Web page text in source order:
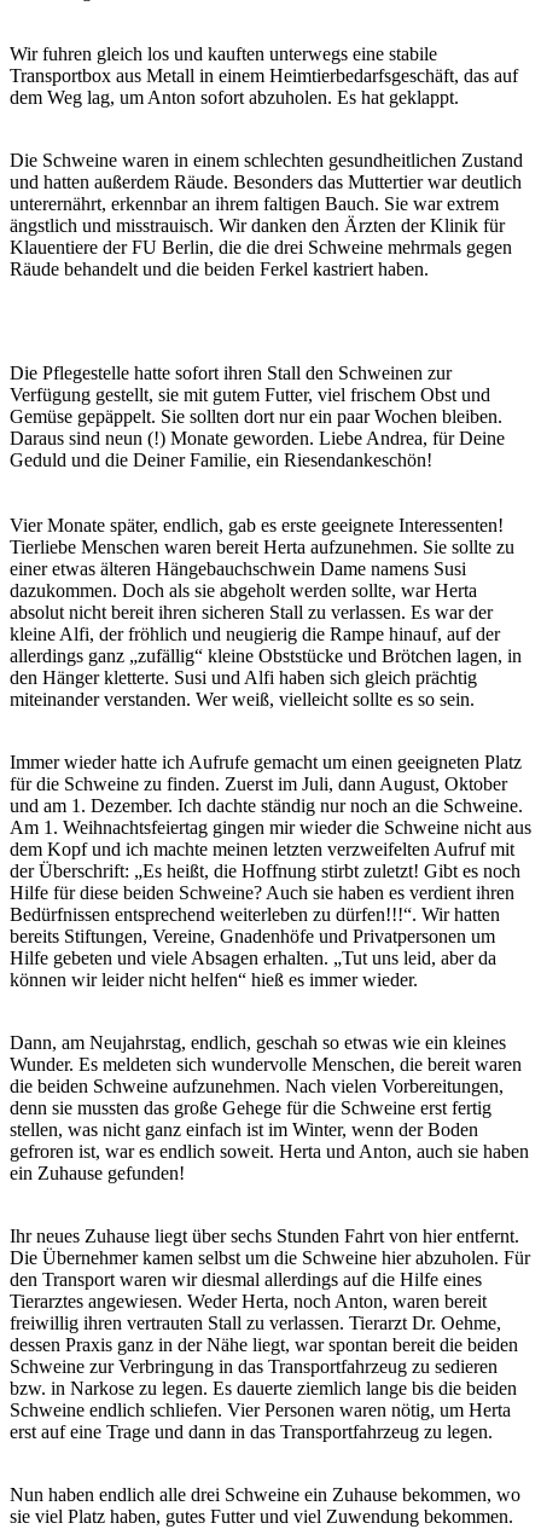
Wir fuhren gleich los und kauften unterwegs eine stabile
Transportbox aus Metall in einem Heimtierbedarfsgeschäft, das auf
dem Weg lag, um Anton sofort abzuholen. Es hat geklappt.
Die Schweine waren in einem schlechten gesundheitlichen Zustand
und hatten außerdem Räude. Besonders das Muttertier war deutlich
unterernährt, erkennbar an ihrem faltigen Bauch. Sie war extrem
ängstlich und misstrauisch. Wir danken den Ärzten der Klinik für
Klauentiere der FU Berlin, die die drei Schweine mehrmals gegen
Räude behandelt und die beiden Ferkel kastriert haben.
Die Pflegestelle hatte sofort ihren Stall den Schweinen zur
Verfügung gestellt, sie mit gutem Futter, viel frischem Obst und
Gemüse gepäppelt. Sie sollten dort nur ein paar Wochen bleiben.
Daraus sind neun (!) Monate geworden. Liebe Andrea, für Deine
Geduld und die Deiner Familie, ein Riesendankeschön!
Vier Monate später, endlich, gab es erste geeignete Interessenten!
Tierliebe Menschen waren bereit Herta aufzunehmen. Sie sollte zu
einer etwas älteren Hängebauchschwein Dame namens Susi
dazukommen. Doch als sie abgeholt werden sollte, war Herta
absolut nicht bereit ihren sicheren Stall zu verlassen. Es war der
kleine Alfi, der fröhlich und neugierig die Rampe hinauf, auf der
allerdings ganz „zufällig“ kleine Obststücke und Brötchen lagen, in
den Hänger kletterte. Susi und Alfi haben sich gleich prächtig
miteinander verstanden. Wer weiß, vielleicht sollte es so sein.
Immer wieder hatte ich Aufrufe gemacht um einen geeigneten Platz
für die Schweine zu finden. Zuerst im Juli, dann August, Oktober
und am 1. Dezember. Ich dachte ständig nur noch an die Schweine.
Am 1. Weihnachtsfeiertag gingen mir wieder die Schweine nicht aus
dem Kopf und ich machte meinen letzten verzweifelten Aufruf mit
der Überschrift: „Es heißt, die Hoffnung stirbt zuletzt! Gibt es noch
Hilfe für diese beiden Schweine? Auch sie haben es verdient ihren
Bedürfnissen entsprechend weiterleben zu dürfen!!!“. Wir hatten
bereits Stiftungen, Vereine, Gnadenhöfe und Privatpersonen um
Hilfe gebeten und viele Absagen erhalten. „Tut uns leid, aber da
können wir leider nicht helfen“ hieß es immer wieder.
Dann, am Neujahrstag, endlich, geschah so etwas wie ein kleines
Wunder. Es meldeten sich wundervolle Menschen, die bereit waren
die beiden Schweine aufzunehmen. Nach vielen Vorbereitungen,
denn sie mussten das große Gehege für die Schweine erst fertig
stellen, was nicht ganz einfach ist im Winter, wenn der Boden
gefroren ist, war es endlich soweit. Herta und Anton, auch sie haben
ein Zuhause gefunden!
Ihr neues Zuhause liegt über sechs Stunden Fahrt von hier entfernt.
Die Übernehmer kamen selbst um die Schweine hier abzuholen. Für
den Transport waren wir diesmal allerdings auf die Hilfe eines
Tierarztes angewiesen. Weder Herta, noch Anton, waren bereit
freiwillig ihren vertrauten Stall zu verlassen. Tierarzt Dr. Oehme,
dessen Praxis ganz in der Nähe liegt, war spontan bereit die beiden
Schweine zur Verbringung in das Transportfahrzeug zu sedieren
bzw. in Narkose zu legen. Es dauerte ziemlich lange bis die beiden
Schweine endlich schliefen. Vier Personen waren nötig, um Herta
erst auf eine Trage und dann in das Transportfahrzeug zu legen.
Nun haben endlich alle drei Schweine ein Zuhause bekommen, wo
sie viel Platz haben, gutes Futter und viel Zuwendung bekommen.